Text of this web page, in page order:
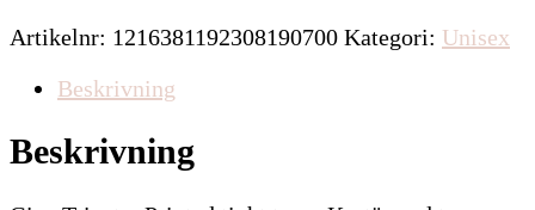
Artikelnr: 1216381192308190700 Kategori: Unisex
Beskrivning
Beskrivning